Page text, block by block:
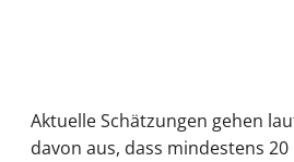
Aktuelle Schätzungen gehen
davon aus, dass mindestens